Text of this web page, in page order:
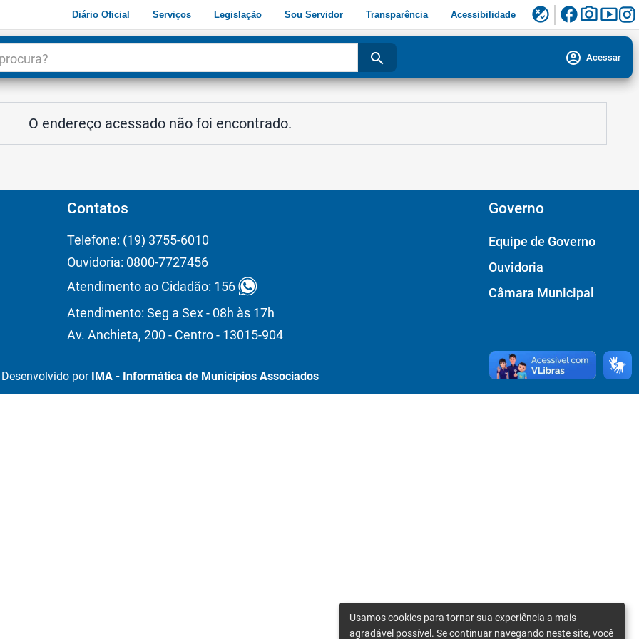
Diário Oficial Serviços Legislação Sou Servidor Transparência Acessibilidade flaky facebookphoto_camerasmart_display
search account_circle Acessar
O endereço acessado não foi encontrado.
Contatos
Telefone: (19) 3755-6010
Ouvidoria: 0800-7727456
Atendimento ao Cidadão: 156
Atendimento: Seg a Sex - 08h às 17h
Av. Anchieta, 200 - Centro - 13015-904
Governo
Equipe de Governo
Ouvidoria
Câmara Municipal
Desenvolvido por IMA - Informática de Municípios Associados
Usamos cookies para tornar sua experiência a mais
agradável possível. Se continuar navegando neste site, você